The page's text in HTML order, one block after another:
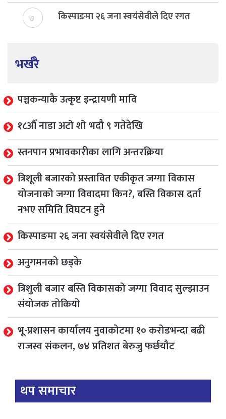
७ किस्पाङमा २६ जना स्वयंसेवीले दिए रगत
भर्खरै
पञ्चकन्याकै उत्कृष्ट इन्द्रायणी मावि
१८औँ नाडा अटो शो भदौ ९ गतेदेखि
स्तनपान प्रभावकारीका लागि अन्तरक्रिया
त्रिशूली बजारको प्रस्तावित एकीकृत जग्गा विकास
योजनाको जग्गा विवादमा किन?, बस्ति विकास दर्ता
नभए समिति विघटन हुने
किस्पाङमा २६ जना स्वयंसेवीले दिए रगत
अनुगमनको छड्के
त्रिशुली बजार बस्ति विकासको जग्गा विवाद सुल्झाउन
संयोजक तोकियो
भू-प्रशासन कार्यालय नुवाकोटमा १० करोडभन्दा बढी
राजस्व संकलन, ७४ प्रतिशत बेरुजु फर्छयौट
थप समाचार